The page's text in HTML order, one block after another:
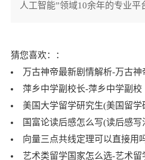
人工智能”领域10余年的专业平
猜您喜欢：：
万古神帝最新剧情解析-万古
萍乡中学副校长-萍乡中学副校
美国大学留学研究生(美国留学
国富论读后感怎么写(读后感写
向量三点共线定理可以直接用
艺术类留学国家怎么选-艺术留